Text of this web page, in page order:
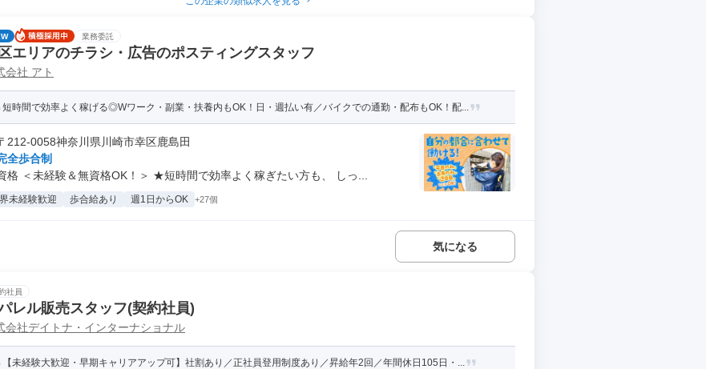
業務委託
エリアのチラシ・広告のポスティングスタッフ
会社 アト
短時間で効率よく稼げる◎Wワーク・副業・扶養内もOK！日・週払い有／バイクでの通勤・配布もOK！配...
212-0058神奈川県川崎市幸区鹿島田
全歩合制
格 ＜未経験＆無資格OK！＞ ★短時間で効率よく稼ぎたい方も、 しっ...
未経験歓迎 歩合給あり 週1日からOK +27個
気になる
社員
レル販売スタッフ(契約社員)
会社デイトナ・インターナショナル
【未経験大歓迎・早期キャリアアップ可】社割あり／正社員登用制度あり／昇給年2回／年間休日105日・...